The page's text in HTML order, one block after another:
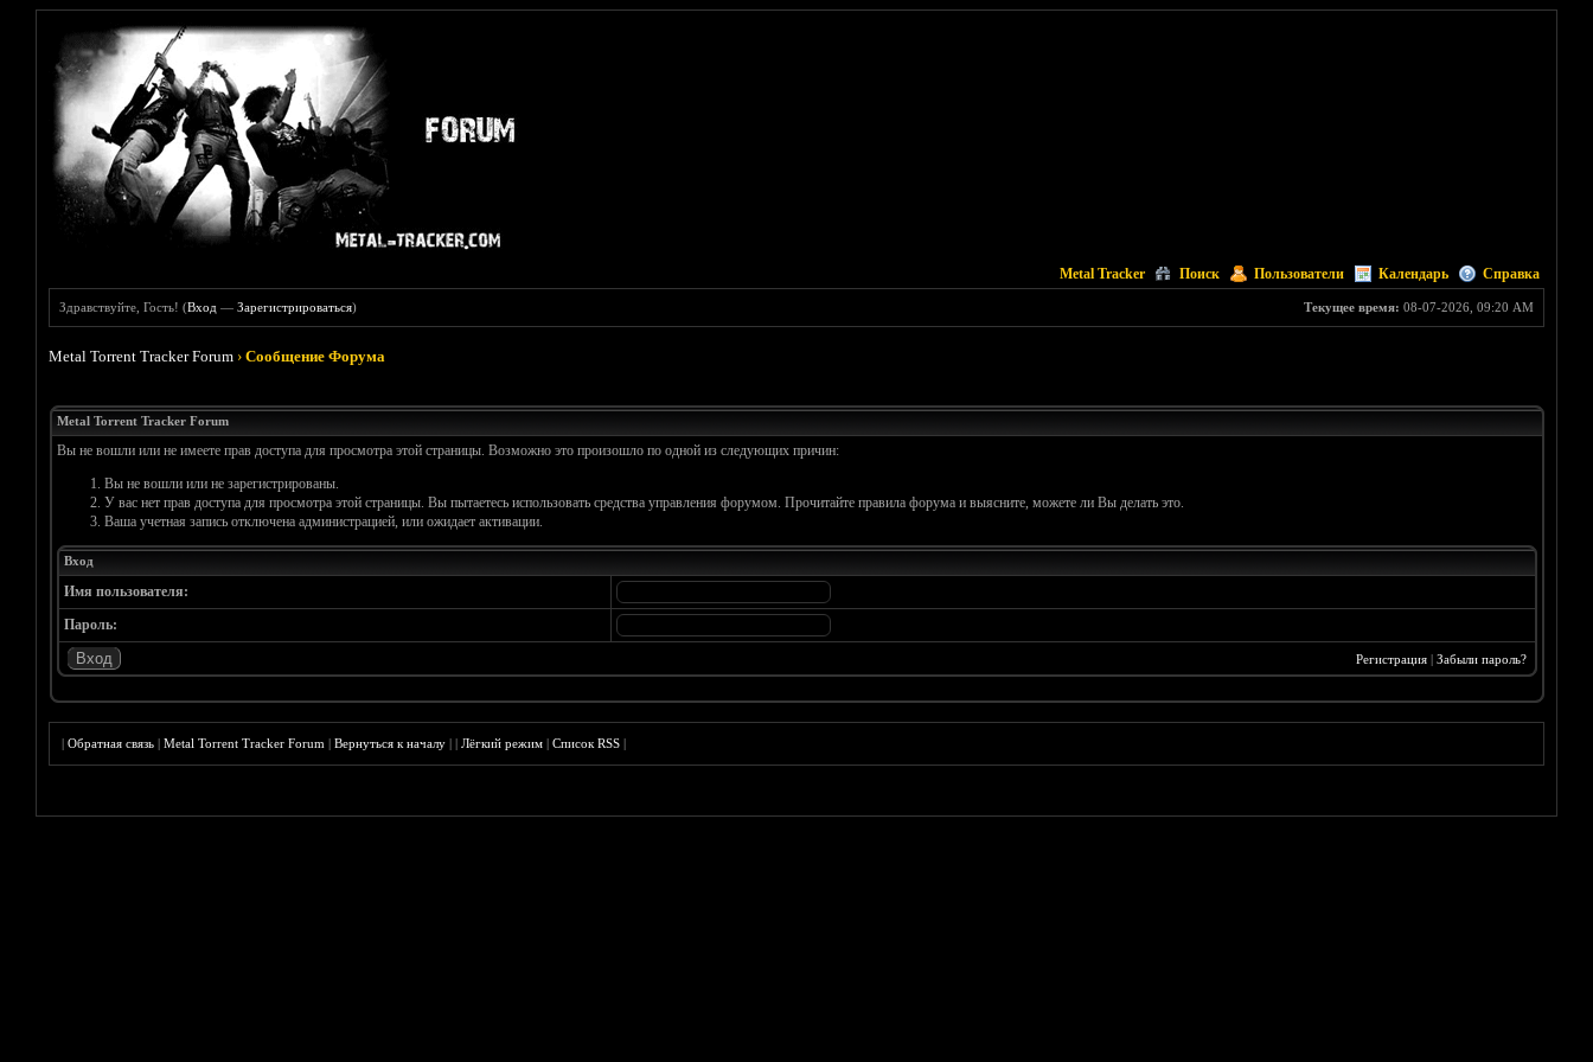
Metal Tracker Поиск Пользователи Календарь Справка
Текущее время: 08-07-2026, 09:20 AM
Здравствуйте, Гость! (Вход —Зарегистрироваться)
Metal Torrent Tracker Forum ›Сообщение Форума
Metal Torrent Tracker Forum
Вы не вошли или не имеете прав доступа для просмотра этой страницы. Возможно это произошло по одной из следующих причин:
Вы не вошли или не зарегистрированы.
У вас нет прав доступа для просмотра этой страницы. Вы пытаетесь использовать средства управления форумом. Прочитайте правила форума и выясните, можете ли Вы делать это.
Ваша учетная запись отключена администрацией, или ожидает активации.
Вход
Имя пользователя:
Пароль:
Регистрация| Забыли пароль?
|Обратная связь |Metal Torrent Tracker Forum |Вернуться к началу ||Лёгкий режим |Список RSS |